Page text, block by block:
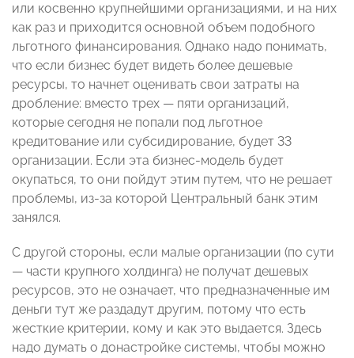
или косвенно крупнейшими организациями, и на них
как раз и приходится основной объем подобного
льготного финансирования. Однако надо понимать,
что если бизнес будет видеть более дешевые
ресурсы, то начнет оценивать свои затраты на
дробление: вместо трех — пяти организаций,
которые сегодня не попали под льготное
кредитование или субсидирование, будет 33
организации. Если эта бизнес-модель будет
окупаться, то они пойдут этим путем, что не решает
проблемы, из-за которой Центральный банк этим
занялся.
С другой стороны, если малые организации (по сути
— части крупного холдинга) не получат дешевых
ресурсов, это не означает, что предназначенные им
деньги тут же раздадут другим, потому что есть
жесткие критерии, кому и как это выдается. Здесь
надо думать о донастройке системы, чтобы можно